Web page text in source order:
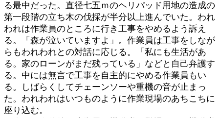
る最中だった。直径七五ｍのヘリパッド用地の造成の
第一段階の立ち木の伐採が半分以上進んでいた。われ
われは作業員のところに行き工事をやめるよう訴え
る。「森が泣いていますよ」。作業員は工事をしなが
らもわれわれとの対話に応じる。「私にも生活があ
る。家のローンがまだ残っている」などと自己弁護す
る。中には無言で工事を自主的にやめる作業員もい
る。しばらくしてチェーンソーや重機の音が止まっ
た。われわれはいつものように作業現場のあちこちに
座り込む。